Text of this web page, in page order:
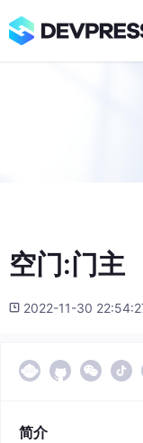
空门:门主
2022-11-30
简介